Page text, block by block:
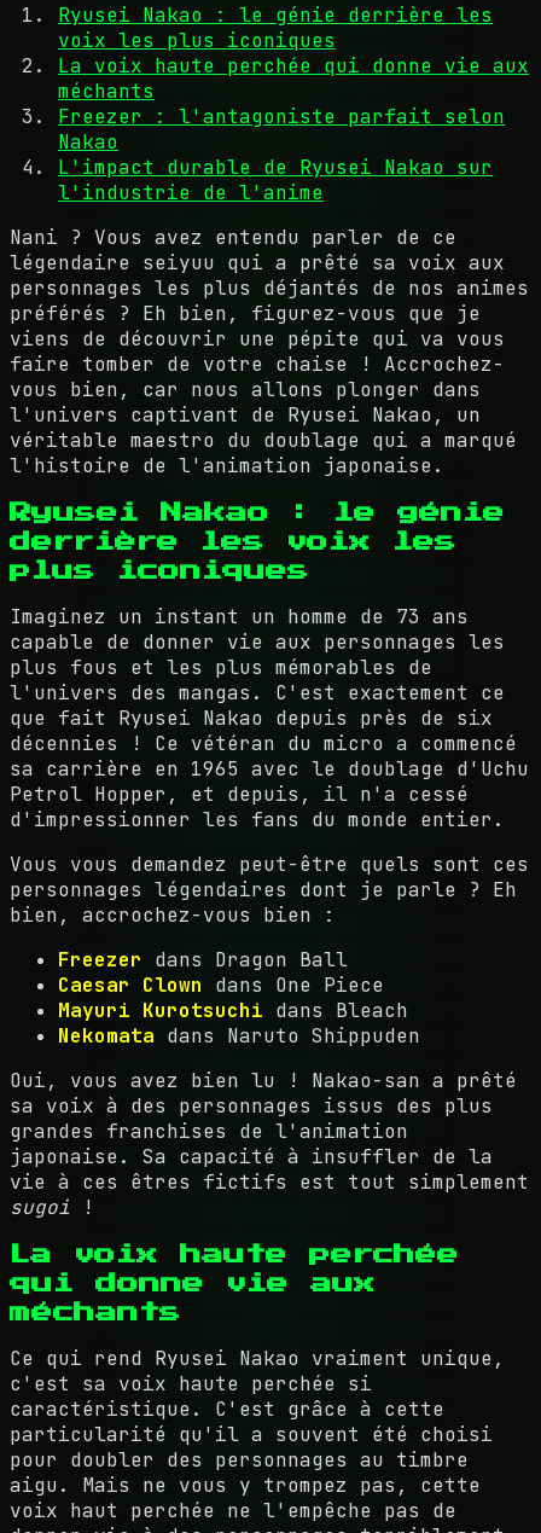
Ryusei Nakao : le génie derrière les
voix les plus iconiques
La voix haute perchée qui donne vie aux
méchants
Freezer : l'antagoniste parfait selon
Nakao
L'impact durable de Ryusei Nakao sur
l'industrie de l'anime
Nani ? Vous avez entendu parler de ce
légendaire seiyuu qui a prêté sa voix aux
personnages les plus déjantés de nos animes
préférés ? Eh bien, figurez-vous que je
viens de découvrir une pépite qui va vous
faire tomber de votre chaise ! Accrochez-
vous bien, car nous allons plonger dans
l'univers captivant de Ryusei Nakao, un
véritable maestro du doublage qui a marqué
l'histoire de l'animation japonaise.
Ryusei Nakao : le génie
derrière les voix les
plus iconiques
Imaginez un instant un homme de 73 ans
capable de donner vie aux personnages les
plus fous et les plus mémorables de
l'univers des mangas. C'est exactement ce
que fait Ryusei Nakao depuis près de six
décennies ! Ce vétéran du micro a commencé
sa carrière en 1965 avec le doublage d'Uchu
Petrol Hopper, et depuis, il n'a cessé
d'impressionner les fans du monde entier.
Vous vous demandez peut-être quels sont ces
personnages légendaires dont je parle ? Eh
bien, accrochez-vous bien :
Freezer dans Dragon Ball
Caesar Clown dans One Piece
Mayuri Kurotsuchi dans Bleach
Nekomata dans Naruto Shippuden
Oui, vous avez bien lu ! Nakao-san a prêté
sa voix à des personnages issus des plus
grandes franchises de l'animation
japonaise. Sa capacité à insuffler de la
vie à ces êtres fictifs est tout simplement
sugoi !
La voix haute perchée
qui donne vie aux
méchants
Ce qui rend Ryusei Nakao vraiment unique,
c'est sa voix haute perchée si
caractéristique. C'est grâce à cette
particularité qu'il a souvent été choisi
pour doubler des personnages au timbre
aigu. Mais ne vous y trompez pas, cette
voix haut perchée ne l'empêche pas de